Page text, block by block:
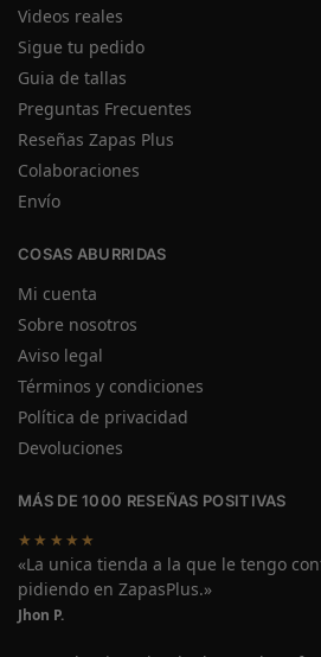
Videos reales
Sigue tu pedido
Guia de tallas
Preguntas Frecuentes
Reseñas Zapas Plus
Colaboraciones
Envío
COSAS ABURRIDAS
Mi cuenta
Sobre nosotros
Aviso legal
Términos y condiciones
Política de privacidad
Devoluciones
MÁS DE 1000 RESEÑAS POSITIVAS
★★★★★
«La unica tienda a la que le tengo
pidiendo en ZapasPlus.»
Jhon P.